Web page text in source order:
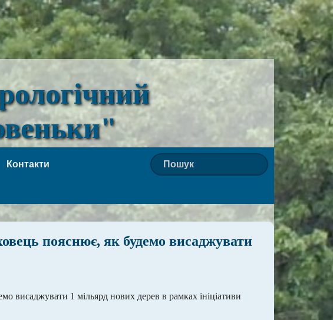
Контакти
пояснює, як будемо висаджувати
висаджувати 1 мільярд нових дерев в рамках ініціативи